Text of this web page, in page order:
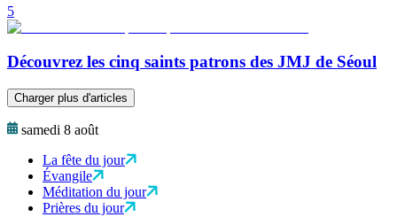
5
Découvrez les cinq saints patrons des JMJ de Séoul
Charger plus d'articles
samedi 8 août
La fête du jour
Évangile
Méditation du jour
Prières du jour